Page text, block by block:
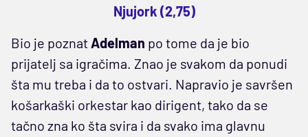
Njujork (2,75)
Bio je poznat Adelman po tome da je bio
prijatelj sa igračima. Znao je svakom da ponudi
šta mu treba i da to ostvari. Napravio je savršen
košarkaški orkestar kao dirigent, tako da se
tačno zna ko šta svira i da svako ima glavnu